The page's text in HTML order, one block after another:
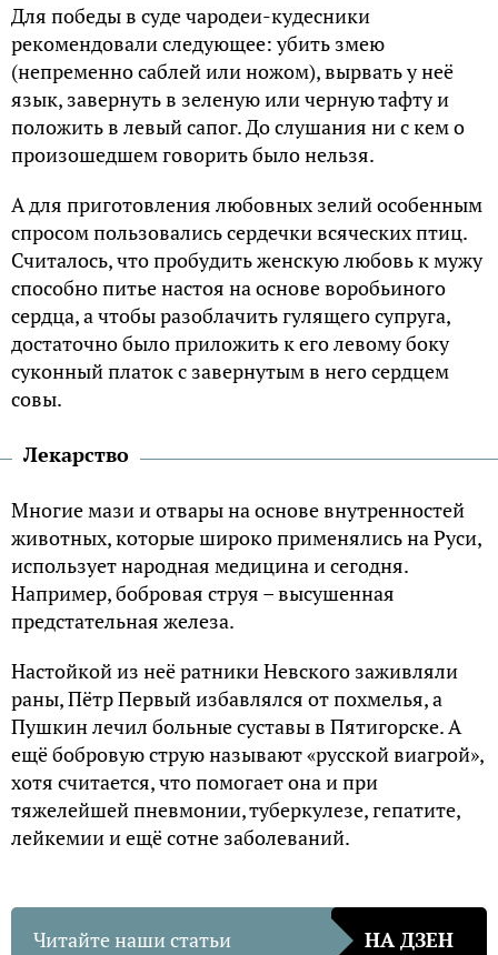
Для победы в суде чародеи-кудесники
рекомендовали следующее: убить змею
(непременно саблей или ножом), вырвать у неё
язык, завернуть в зеленую или черную тафту и
положить в левый сапог. До слушания ни с кем о
произошедшем говорить было нельзя.
А для приготовления любовных зелий особенным
спросом пользовались сердечки всяческих птиц.
Считалось, что пробудить женскую любовь к мужу
способно питье настоя на основе воробьиного
сердца, а чтобы разоблачить гулящего супруга,
достаточно было приложить к его левому боку
суконный платок с завернутым в него сердцем
совы.
Лекарство
Многие мази и отвары на основе внутренностей
животных, которые широко применялись на Руси,
использует народная медицина и сегодня.
Например, бобровая струя – высушенная
предстательная железа.
Настойкой из неё ратники Невского заживляли
раны, Пётр Первый избавлялся от похмелья, а
Пушкин лечил больные суставы в Пятигорске. А
ещё бобровую струю называют «русской виагрой»,
хотя считается, что помогает она и при
тяжелейшей пневмонии, туберкулезе, гепатите,
лейкемии и ещё сотне заболеваний.
Читайте наши статьи НА ДЗЕН